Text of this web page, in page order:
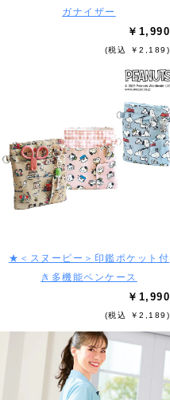
ガナイザー
￥1,990
(税込 ￥2,189)
★＜スヌーピー＞印鑑ポケット付
き多機能ペンケース
￥1,990
(税込 ￥2,189)